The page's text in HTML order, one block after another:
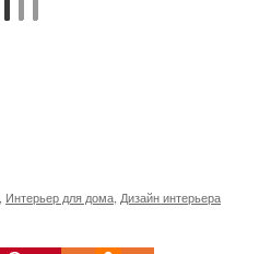
Интерьер для дома Дизайн интерьера